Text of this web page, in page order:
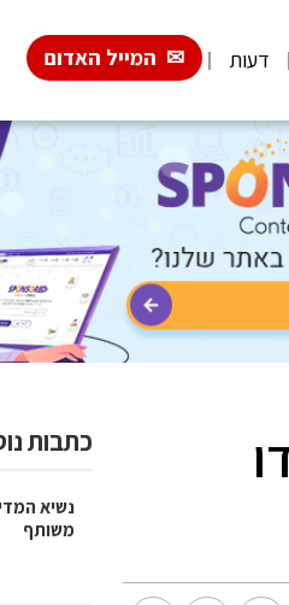
דעות המייל האדום
כתבות
נשיא
משותף